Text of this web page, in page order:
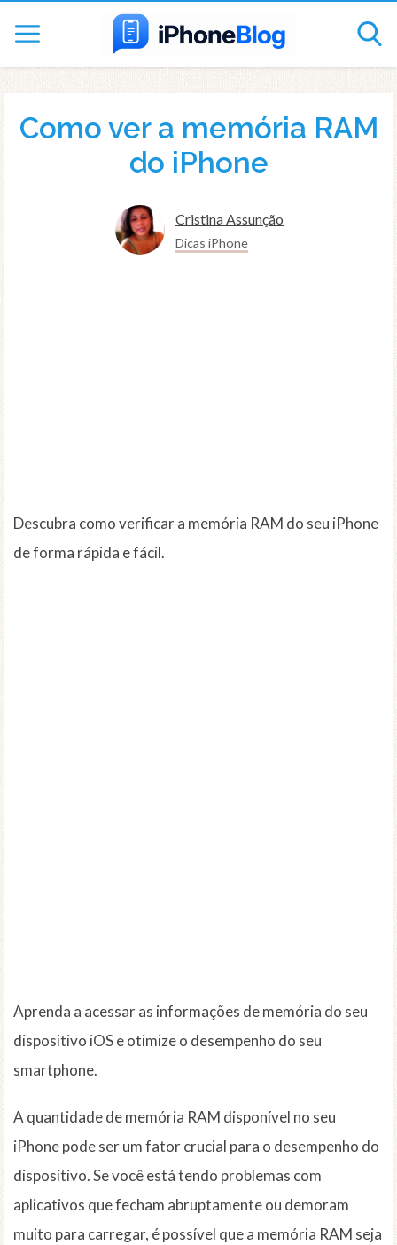
Como ver a memória RAM
do iPhone
Cristina Assunção
Dicas iPhone
Descubra como verificar a memória RAM do seu iPhone
de forma rápida e fácil.
Aprenda a acessar as informações de memória do seu
dispositivo iOS e otimize o desempenho do seu
smartphone.
A quantidade de memória RAM disponível no seu
iPhone pode ser um fator crucial para o desempenho do
dispositivo. Se você está tendo problemas com
aplicativos que fecham abruptamente ou demoram
muito para carregar, é possível que a memória RAM seja